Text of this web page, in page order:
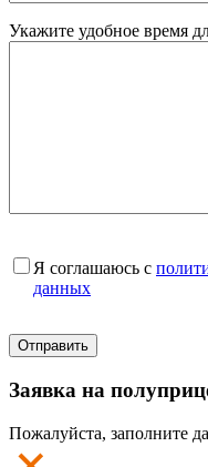
Укажите удобное время
Я соглашаюсь с
данных
Заявка на
Пожалуйста, заполните